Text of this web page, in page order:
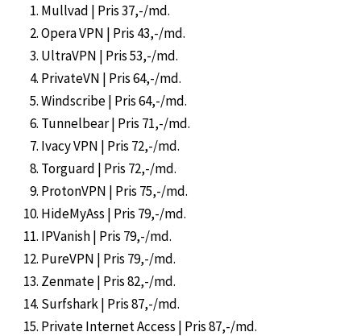
Mullvad | Pris 37,-/md.
Opera VPN | Pris 43,-/md.
UltraVPN | Pris 53,-/md.
PrivateVN | Pris 64,-/md.
Windscribe | Pris 64,-/md.
Tunnelbear | Pris 71,-/md.
Ivacy VPN | Pris 72,-/md.
Torguard | Pris 72,-/md.
ProtonVPN | Pris 75,-/md.
HideMyAss | Pris 79,-/md.
IPVanish | Pris 79,-/md.
PureVPN | Pris 79,-/md.
Zenmate | Pris 82,-/md.
Surfshark | Pris 87,-/md.
Private Internet Access | Pris 87,-/md.